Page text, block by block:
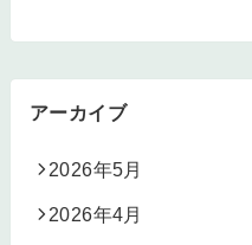
アーカイブ
2026年5月
2026年4月